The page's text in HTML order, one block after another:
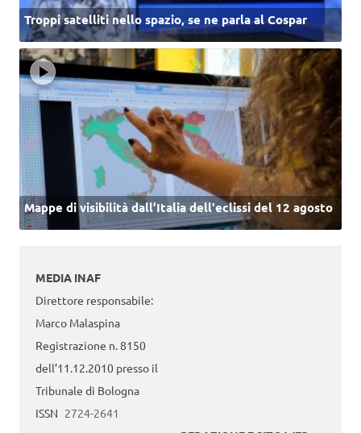
Troppi satelliti nello spazio, se ne parla al Cospar
Mappe di visibilità dall’Italia dell'eclissi del 12 agosto
MEDIA INAF
Direttore responsabile:
Marco Malaspina
Registrazione n. 8150
dell’11.12.2010 presso il
Tribunale di Bologna
ISSN 2724-2641